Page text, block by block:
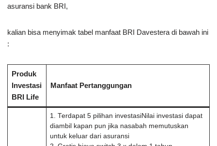
asuransi bank BRI,
kalian bisa menyimak tabel manfaat BRI Davestera di bawah ini
:
Produk
Investasi
BRI Life
Manfaat Pertanggungan
1. Terdapat 5 pilihan investasiNilai investasi dapat
diambil kapan pun jika nasabah memutuskan
untuk keluar dari asuransi